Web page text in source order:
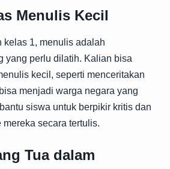
Menulis Kecil
kelas 1, menulis adalah
yang perlu dilatih. Kalian bisa
kecil, seperti menceritakan
menjadi warga negara yang
siswa untuk berpikir kritis dan
secara tertulis.
Tua dalam